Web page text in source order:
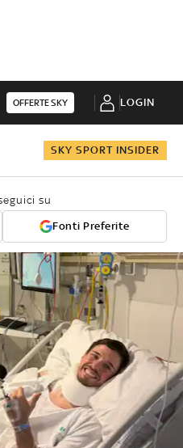
OFFERTE SKY LOGIN
SKY SPORT INSIDER
su
Fonti Preferite